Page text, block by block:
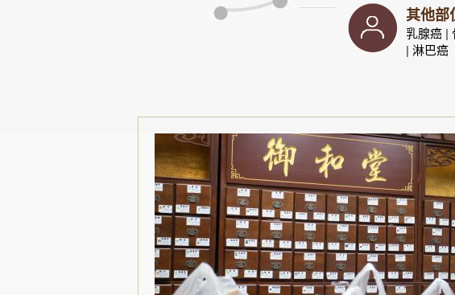
其他部
乳腺癌 |
| 淋巴癌